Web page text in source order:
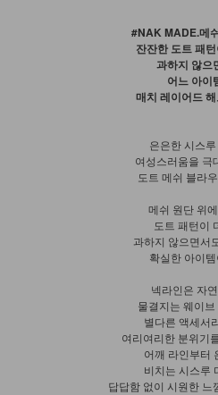
#NAK MADE.메
잔잔한 도트 패
과하지 않으
어느 아이
매치 레이어드
은은한 시스
여성스러움을 극
도트 메쉬 블라
메쉬 원단 위
도트 패턴이
과하지 않으면서
확실한 아이
넥라인은 자
물결지는 웨이
별다른 액세서
여리여리한 분위기
어깨 라인부터
비치는 시스루
답답함 없이 시원한 느